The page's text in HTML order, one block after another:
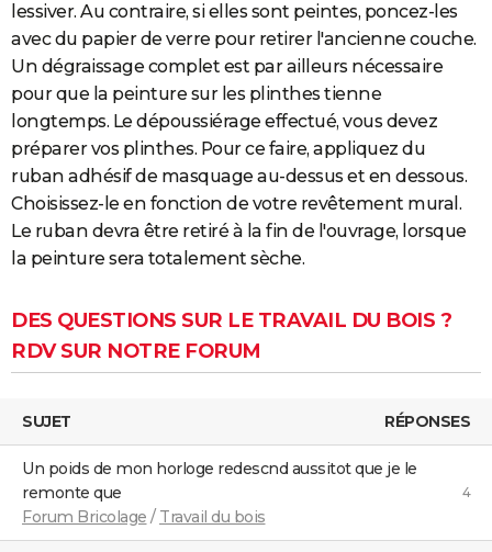
lessiver. Au contraire, si elles sont peintes, poncez-les
avec du papier de verre pour retirer l'ancienne couche.
Un dégraissage complet est par ailleurs nécessaire
pour que la peinture sur les plinthes tienne
longtemps. Le dépoussiérage effectué, vous devez
préparer vos plinthes. Pour ce faire, appliquez du
ruban adhésif de masquage au-dessus et en dessous.
Choisissez-le en fonction de votre revêtement mural.
Le ruban devra être retiré à la fin de l'ouvrage, lorsque
la peinture sera totalement sèche.
DES QUESTIONS SUR LE TRAVAIL DU BOIS ?
RDV SUR NOTRE FORUM
SUJET RÉPONSES
un poids de mon horloge redescnd aussitot que je le
remonte que
Forum Bricolage / Travail du bois
4